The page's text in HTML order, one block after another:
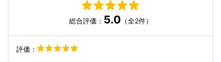
総合評価： 5.0 （全2件）
評価：